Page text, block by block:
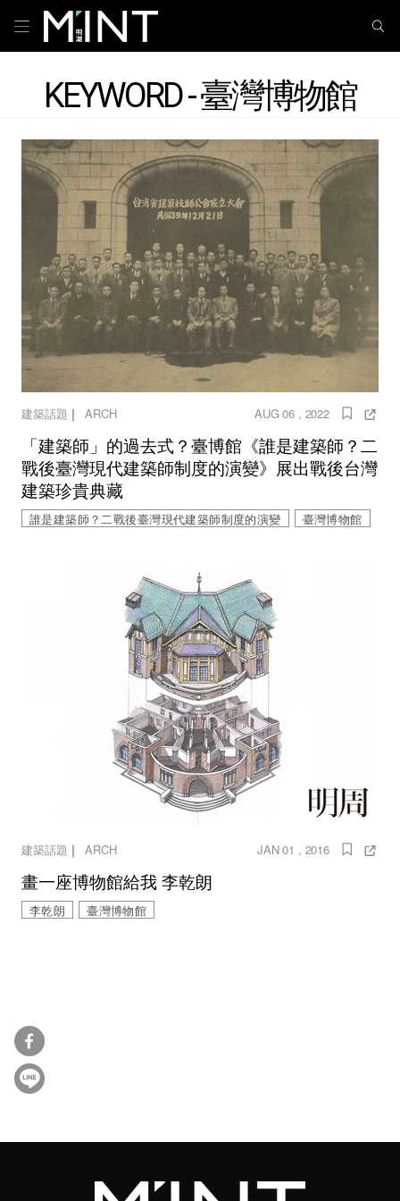
KEYWORD - 臺灣博物館
建築話題 ｜ARCH AUG 06 , 2022
「建築師」的過去式？臺博館《誰是建築師？二
戰後臺灣現代建築師制度的演變》展出戰後台灣
建築珍貴典藏
誰是建築師？二戰後臺灣現代建築師制度的演變 臺灣博物館
建築話題 ｜ARCH JAN 01 , 2016
畫一座博物館給我 李乾朗
李乾朗 臺灣博物館